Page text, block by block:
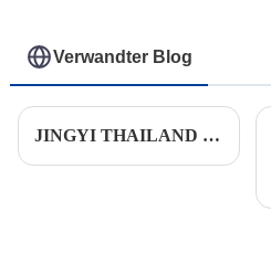
Verwandter Blog
JINGYI THAILAND – Workshop zur konstanten Temperatur von 21 Grad (Youtube)